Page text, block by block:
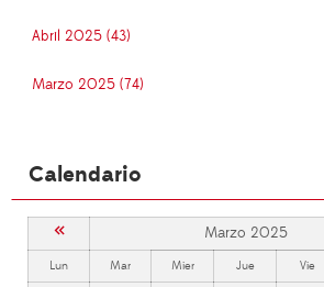
Abril 2025 (43)
Marzo 2025 (74)
Calendario
« Marzo 2025
Lun Mar Mier Jue Vie